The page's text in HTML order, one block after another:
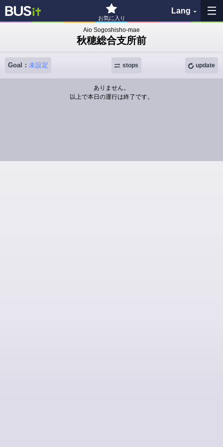
お気に入り
Lang
My Favorites
History
See the map
Aio Sogoshisho-mae
秋穂総合支所前
Goal： 未設定 update
stops
ありません。
以上で本日の運行は終了です。